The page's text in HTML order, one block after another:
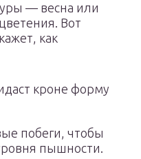
— весна или
Вот
как
кроне форму
побеги, чтобы
пышности.